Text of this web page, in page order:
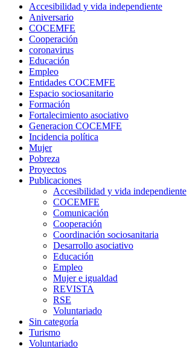
Accesibilidad y vida independiente
Aniversario
COCEMFE
Cooperación
coronavirus
Educación
Empleo
Entidades COCEMFE
Espacio sociosanitario
Formación
Fortalecimiento asociativo
Generacion COCEMFE
Incidencia política
Mujer
Pobreza
Proyectos
Publicaciones
Accesibilidad y vida independiente
COCEMFE
Comunicación
Cooperación
Coordinación sociosanitaria
Desarrollo asociativo
Educación
Empleo
Mujer e igualdad
REVISTA
RSE
Voluntariado
Sin categoría
Turismo
Voluntariado